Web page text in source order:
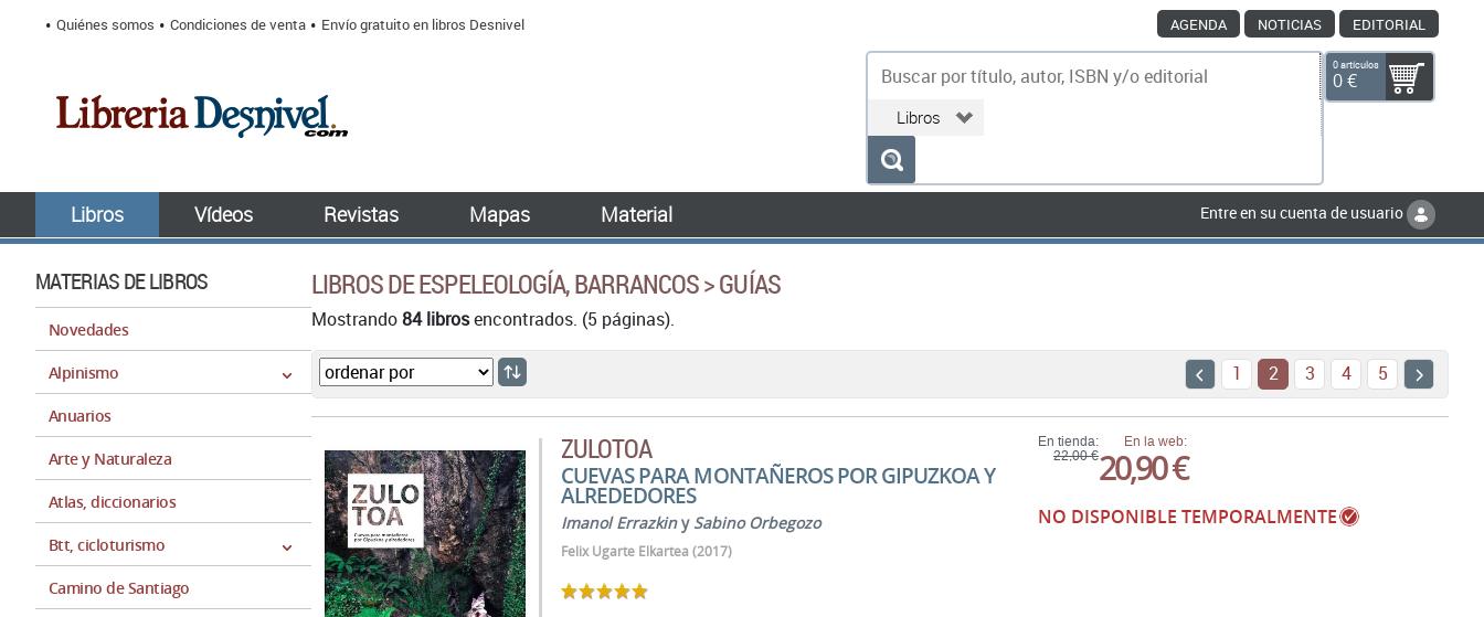
Quiénes somos Condiciones de venta Envío gratuito en libros Desnivel AGENDA NOTICIAS EDITORIAL
0 artículos
0 €
Libros Vídeos Revistas Mapas Material Entre en su cuenta de usuario
MATERIAS DE LIBROS
Novedades
Alpinismo
Anuarios
Arte y Naturaleza
Atlas, diccionarios
Btt, cicloturismo
Camino de Santiago
LIBROS DE ESPELEOLOGÍA, BARRANCOS > GUÍAS
Mostrando84 librosencontrados. (5 páginas).
1 2 3 4 5
ZULOTOA
CUEVAS PARA MONTAÑEROS POR GIPUZKOA Y
ALREDEDORES
Imanol Errazkiny Sabino Orbegozo
Felix Ugarte Elkartea (2017)
En tienda:
22,00 €
En la web:
20,90 €
NO DISPONIBLE TEMPORALMENTE